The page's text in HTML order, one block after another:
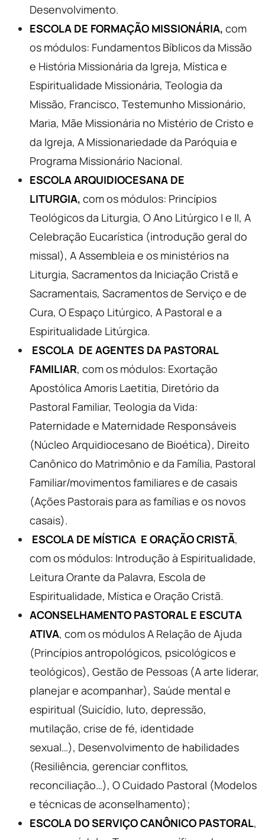
Desenvolvimento.
ESCOLA DE FORMAÇÃO MISSIONÁRIA, com
os módulos: Fundamentos Bíblicos da Missão
e História Missionária da Igreja, Mística e
Espiritualidade Missionária, Teologia da
Missão, Francisco, Testemunho Missionário,
Maria, Mãe Missionária no Mistério de Cristo e
da Igreja, A Missionariedade da Paróquia e
Programa Missionário Nacional.
ESCOLA ARQUIDIOCESANA DE
LITURGIA, com os módulos: Princípios
Teológicos da Liturgia, O Ano Litúrgico I e II, A
Celebração Eucarística (introdução geral do
missal), AAssembleia e os ministérios na
Liturgia, Sacramentos da Iniciação Cristã e
Sacramentais, Sacramentos de Serviço e de
Cura, O Espaço Litúrgico, A Pastoral e a
Espiritualidade Litúrgica.
ESCOLA DE AGENTES DA PASTORAL
FAMILIAR, com os módulos: Exortação
Apostólica Amoris Laetitia, Diretório da
Pastoral Familiar, Teologia da Vida:
Paternidade e Maternidade Responsáveis
(Núcleo Arquidiocesano de Bioética), Direito
Canônico do Matrimônio e da Família, Pastoral
Familiar/movimentos familiares e de casais
(Ações Pastorais para as famílias e os novos
casais).
ESCOLA DE MÍSTICA E ORAÇÃO CRISTÃ,
com os módulos: Introdução à Espiritualidade,
Leitura Orante da Palavra, Escola de
Espiritualidade, Mística e Oração Cristã.
ACONSELHAMENTO PASTORAL E ESCUTA
ATIVA, com os módulos A Relação de Ajuda
(Princípios antropológicos, psicológicos e
teológicos), Gestão de Pessoas (A arte liderar,
planejar e acompanhar), Saúde mental e
espiritual (Suicídio, luto, depressão,
mutilação, crise de fé, identidade
sexual…), Desenvolvimento de habilidades
(Resiliência, gerenciar conflitos,
reconciliação…), O Cuidado Pastoral (Modelos
e técnicas de aconselhamento);
ESCOLA DO SERVIÇO CANÔNICO PASTORAL,